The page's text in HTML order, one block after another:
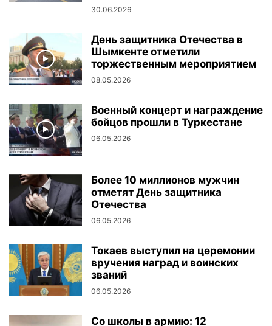
30.06.2026
День защитника Отечества в
Шымкенте отметили
торжественным мероприятием
08.05.2026
Военный концерт и награждение
бойцов прошли в Туркестане
06.05.2026
Более 10 миллионов мужчин
отметят День защитника
Отечества
06.05.2026
Токаев выступил на церемонии
вручения наград и воинских
званий
06.05.2026
Со школы в армию: 12